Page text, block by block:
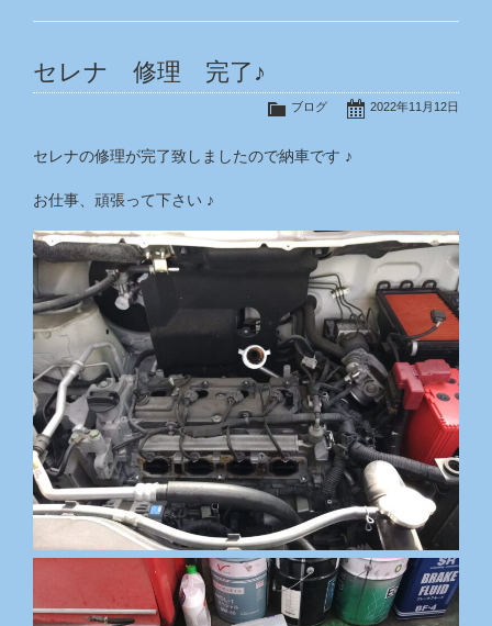
セレナ 修理 完了♪
2022年11月12日
ブログ
セレナの修理が完了致しましたので納車です ♪
お仕事、頑張って下さい ♪